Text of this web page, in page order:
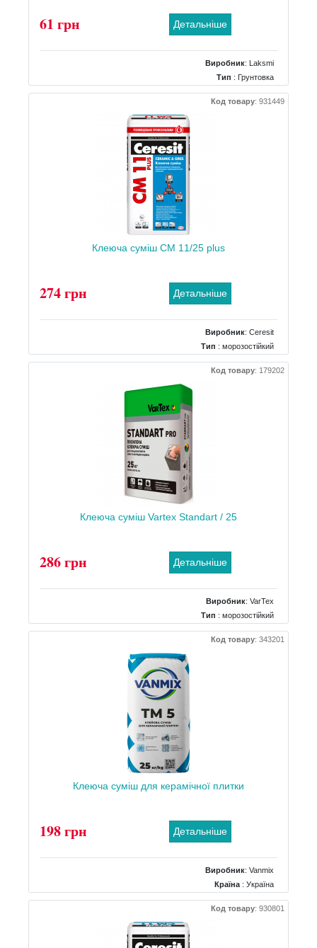
61 грн Детальніше
Виробник: Laksmi
Тип : Грунтовка
Об`єм/Вага: 1 л
Код товару: 931449
Клеюча суміш CM 11/25 plus
274 грн Детальніше
Виробник: Ceresit
Тип : морозостійкий
Вага: 25 кг
Код товару: 179202
Клеюча суміш Vartex Standart / 25
286 грн Детальніше
Виробник: VarTex
Тип : морозостійкий
Вага: 25 кг
Код товару: 343201
Клеюча суміш для керамічної плитки
198 грн Детальніше
Виробник: Vanmix
Країна : Україна
Тип: морозостійкий
Вага: 25 кг
Код товару: 930801